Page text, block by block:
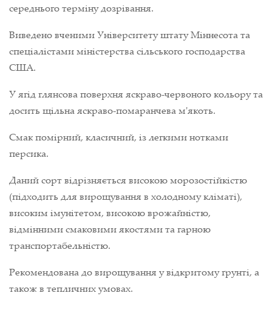
середнього терміну дозрівання.
Виведено вченими Університету штату Міннесота та
спеціалістами міністерства сільського господарства
США.
У ягід глянсова поверхня яскраво-червоного кольору та
досить щільна яскраво-помаранчева м'якоть.
Смак помірний, класичний, із легкими нотками
персика.
Даний сорт відрізняється високою морозостійкістю
(підходить для вирощування в холодному кліматі),
високим імунітетом, високою врожайністю,
відмінними смаковими якостями та гарною
транспортабельністю.
Рекомендована до вирощування у відкритому ґрунті, а
також в тепличних умовах.